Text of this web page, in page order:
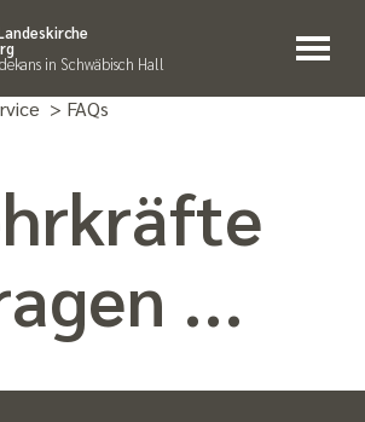
in Schwäbisch Hall
> FAQs
...